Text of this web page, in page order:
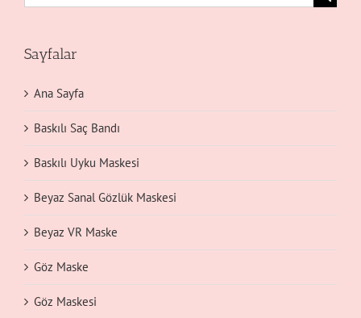
Sayfalar
Ana Sayfa
Baskılı Saç Bandı
Baskılı Uyku Maskesi
Beyaz Sanal Gözlük Maskesi
Beyaz VR Maske
Göz Maske
Göz Maskesi